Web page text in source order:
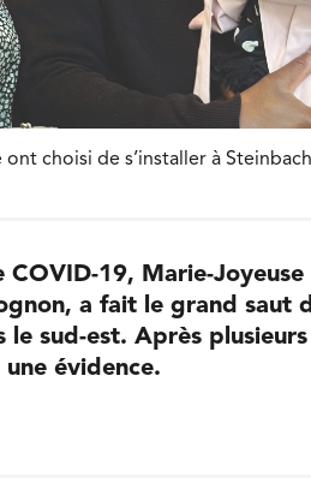
choisi de s’installer à
19, Marie-
a fait le grand saut
sud-est. Après
évidence.